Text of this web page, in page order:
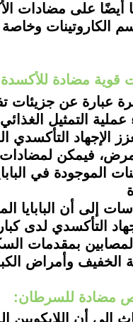
أيضًا على مضادات
الكاروتينات
عبارة عن جزيئات
عملية التمثيل
الإجهاد التأكسدي
فيمكن
الموجودة في
إلى أن البابايا
التأكسدي لدى
بمقدمات
الخفيف وأمراض
إلى أن اللايكوبين